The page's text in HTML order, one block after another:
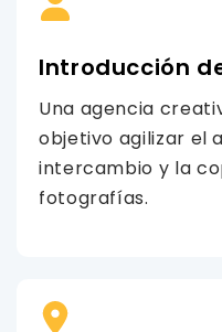
Introducción
Una agencia
objetivo agilizar el
intercambio y la
fotografías.